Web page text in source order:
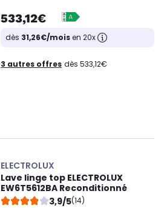
533,12€
dès 31,26€/moisen 20x
3 autres offres dès 533,12€
ELECTROLUX
Lave linge top ELECTROLUX
EW6T5612BA Reconditionné
3,9/5(14)